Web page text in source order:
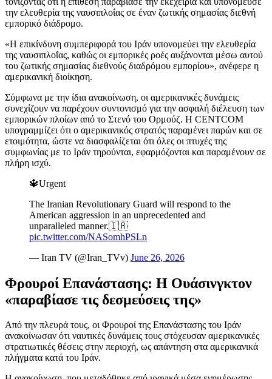
την ελευθερία της ναυσιπλοΐας σε έναν ζωτικής σημασίας διεθνή
εμπορικό διάδρομο.
«Η επικίνδυνη συμπεριφορά του Ιράν υπονομεύει την ελευθερία
της ναυσιπλοΐας, καθώς οι εμπορικές ροές αυξάνονται μέσω αυτού
του ζωτικής σημασίας διεθνούς διαδρόμου εμπορίου», ανέφερε η
αμερικανική διοίκηση.
Σύμφωνα με την ίδια ανακοίνωση, οι αμερικανικές δυνάμεις
συνεχίζουν να παρέχουν συντονισμό για την ασφαλή διέλευση των
εμπορικών πλοίων από το Στενό του Ορμούζ. Η CENTCOM
υπογραμμίζει ότι ο αμερικανικός στρατός παραμένει παρών και σε
ετοιμότητα, ώστε να διασφαλίζεται ότι όλες οι πτυχές της
συμφωνίας με το Ιράν τηρούνται, εφαρμόζονται και παραμένουν σε
πλήρη ισχύ.
🔱Urgent
The Iranian Revolutionary Guard will respond to the
American aggression in an unprecedented and
unparalleled manner.🇮🇷
pic.twitter.com/NASomhPSLn
— Iran TV (@Iran_TVv) June 26, 2026
Φρουροί Επανάστασης: Η Ουάσινγκτον
«παραβίασε τις δεσμεύσεις της»
Από την πλευρά τους, οι Φρουροί της Επανάστασης του Ιράν
ανακοίνωσαν ότι ναυτικές δυνάμεις τους στόχευσαν αμερικανικές
στρατιωτικές θέσεις στην περιοχή, ως απάντηση στα αμερικανικά
πλήγματα κατά του Ιράν.